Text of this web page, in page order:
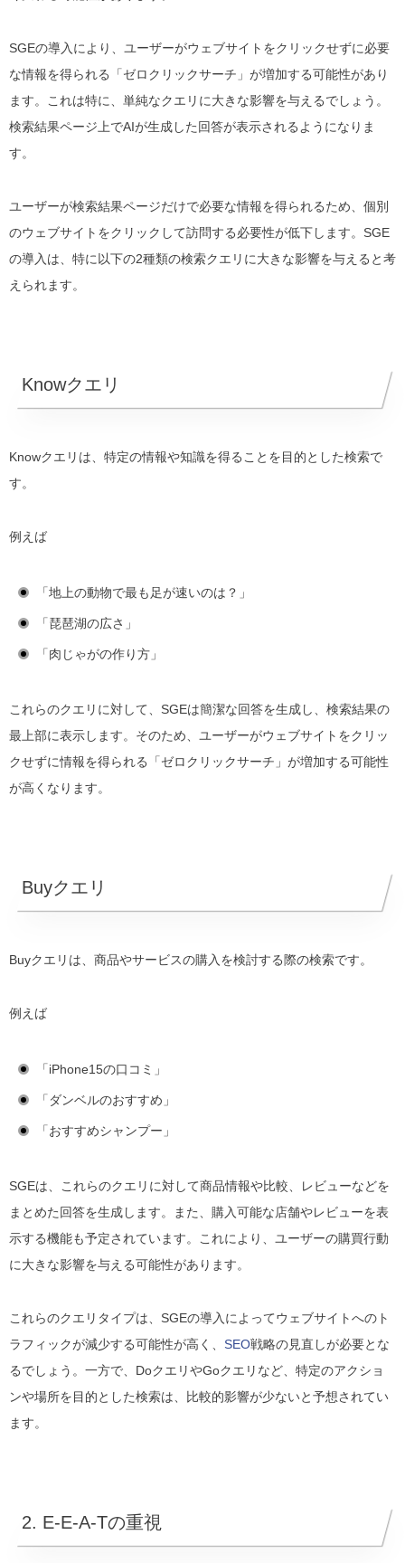
SGEの導入により、ユーザーがウェブサイトをクリックせずに必要
な情報を得られる「ゼロクリックサーチ」が増加する可能性があり
ます。これは特に、単純なクエリに大きな影響を与えるでしょう。
検索結果ページ上でAIが生成した回答が表示されるようになりま
す。
ユーザーが検索結果ページだけで必要な情報を得られるため、個別
のウェブサイトをクリックして訪問する必要性が低下します。SGE
の導入は、特に以下の2種類の検索クエリに大きな影響を与えると考
えられます。
Knowクエリ
Knowクエリは、特定の情報や知識を得ることを目的とした検索で
す。
例えば
「地上の動物で最も足が速いのは？」
「琵琶湖の広さ」
「肉じゃがの作り方」
これらのクエリに対して、SGEは簡潔な回答を生成し、検索結果の
最上部に表示します。そのため、ユーザーがウェブサイトをクリッ
クせずに情報を得られる「ゼロクリックサーチ」が増加する可能性
が高くなります。
Buyクエリ
Buyクエリは、商品やサービスの購入を検討する際の検索です。
例えば
「iPhone15の口コミ」
「ダンベルのおすすめ」
「おすすめシャンプー」
SGEは、これらのクエリに対して商品情報や比較、レビューなどを
まとめた回答を生成します。また、購入可能な店舗やレビューを表
示する機能も予定されています。これにより、ユーザーの購買行動
に大きな影響を与える可能性があります。
これらのクエリタイプは、SGEの導入によってウェブサイトへのト
ラフィックが減少する可能性が高く、 SEO戦略の見直しが必要とな
るでしょう。一方で、DoクエリやGoクエリなど、特定のアクショ
ンや場所を目的とした検索は、比較的影響が少ないと予想されてい
ます。
2. E-E-A-Tの重視